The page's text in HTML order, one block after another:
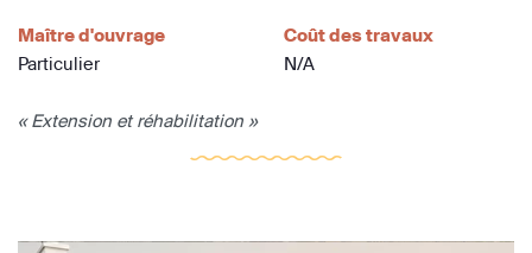
Maître d'ouvrage
Particulier
Coût des travaux
N/A
« Extension et réhabilitation »